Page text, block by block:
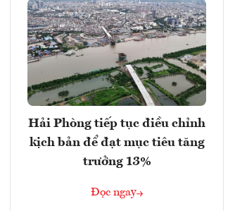
Hải Phòng tiếp tục điều chỉnh
kịch bản để đạt mục tiêu tăng
trưởng 13%
Đọc ngay